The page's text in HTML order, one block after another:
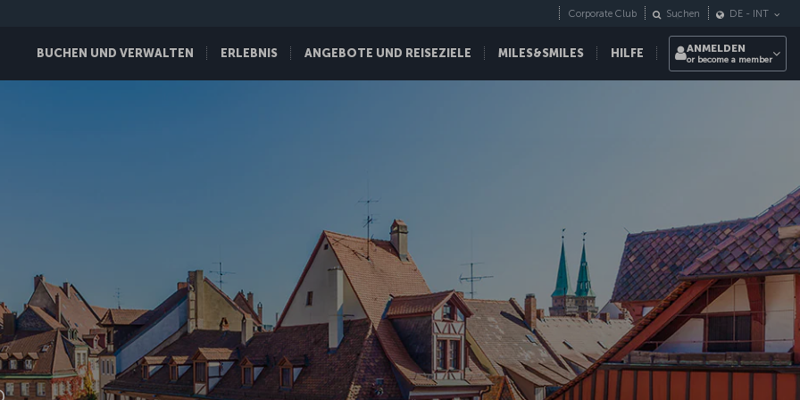
BUCHEN UND VERWALTEN ERLEBNIS ANGEBOTE UND REISEZIELE MILES&SMILES HILFE
Corporate Club Suchen DE - INT
ANMELDEN
or become a member